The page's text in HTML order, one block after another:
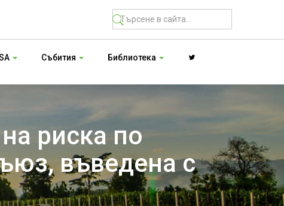
Събития Библиотека
риска по
въведена с